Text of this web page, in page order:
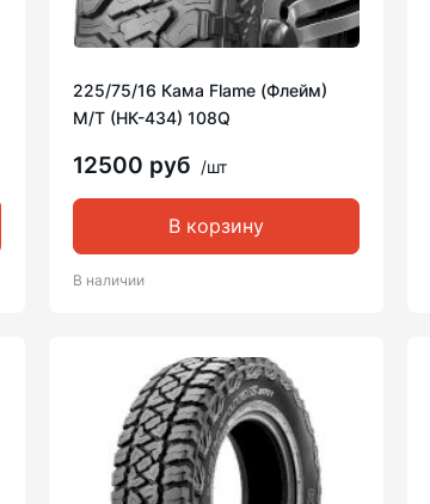
225/75/16 Кама Flame (Флейм)
M/T (НК-434) 108Q
12500 руб /шт
В корзину
В наличии